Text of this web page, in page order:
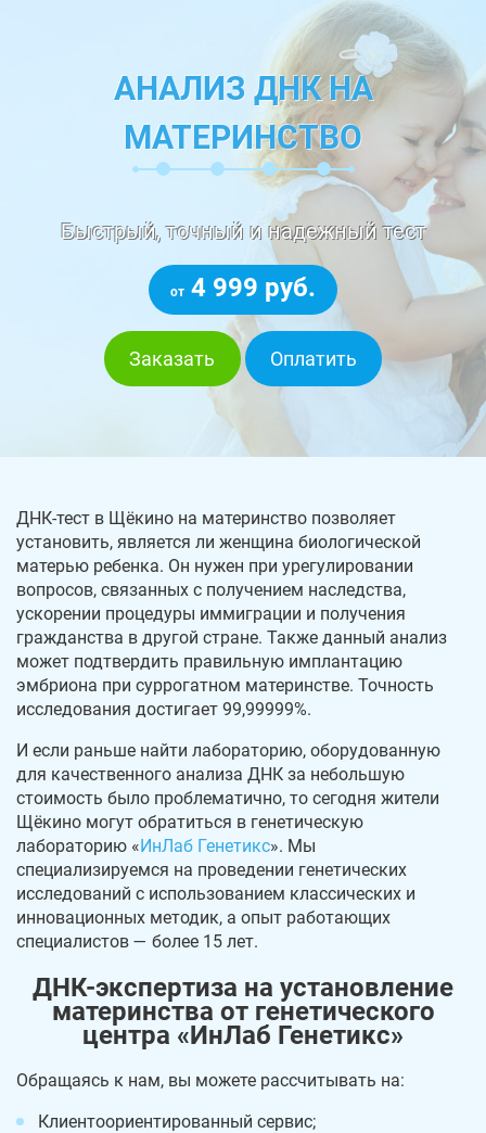
АНАЛИЗ ДНК НА
МАТЕРИНСТВО
Быстрый, точный и надежный тест
от 4 999 руб.
Заказать Оплатить
ДНК-тест в Щёкино на материнство позволяет
установить, является ли женщина биологической
матерью ребенка. Он нужен при урегулировании
вопросов, связанных с получением наследства,
ускорении процедуры иммиграции и получения
гражданства в другой стране. Также данный анализ
может подтвердить правильную имплантацию
эмбриона при суррогатном материнстве. Точность
исследования достигает 99,99999%.
И если раньше найти лабораторию, оборудованную
для качественного анализа ДНК за небольшую
стоимость было проблематично, то сегодня жители
Щёкино могут обратиться в генетическую
лабораторию « ИнЛаб Генетикс». Мы
специализируемся на проведении генетических
исследований с использованием классических и
инновационных методик, а опыт работающих
специалистов — более 15 лет.
ДНК-экспертиза на установление
материнства от генетического
центра «ИнЛаб Генетикс»
Обращаясь к нам, вы можете рассчитывать на:
Клиентоориентированный сервис;